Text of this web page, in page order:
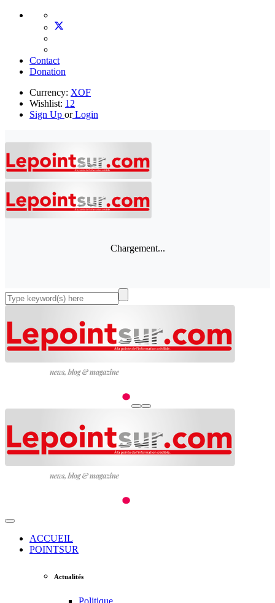
Contact
Donation
Currency: XOF
Wishlist: 12
Sign Up orLogin
Chargement...
ACCUEIL
POINTSUR
Actualités
Politique